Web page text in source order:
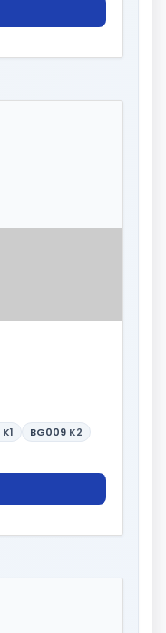
K1 BG009 K2